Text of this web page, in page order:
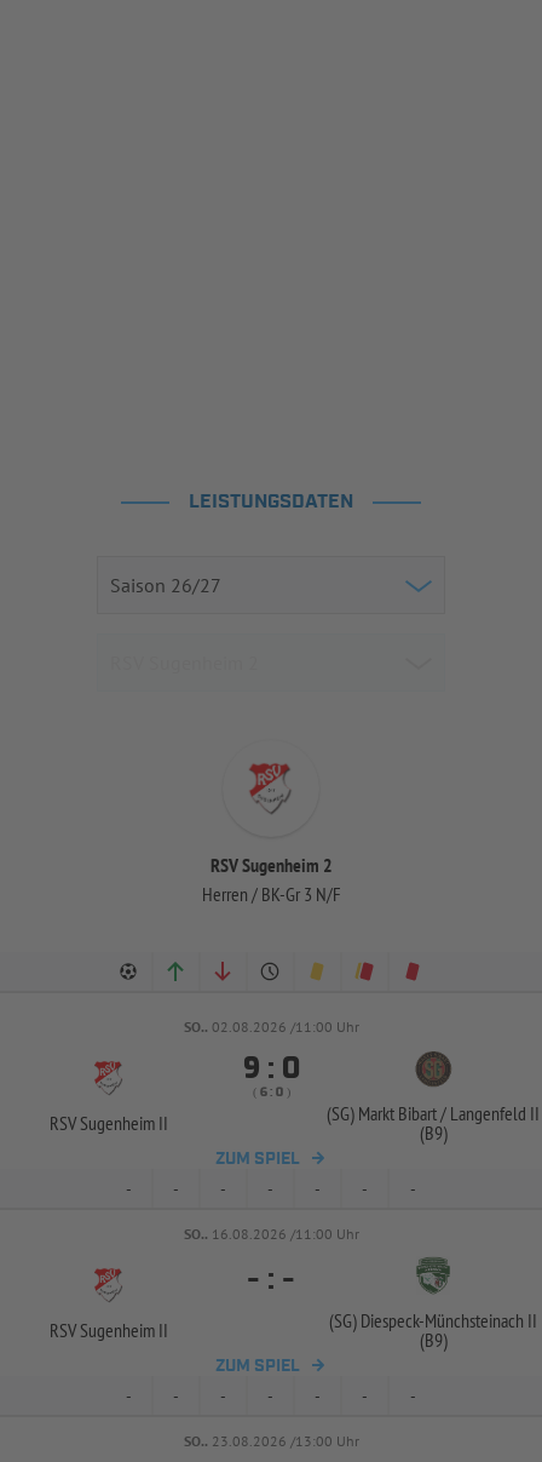
LEISTUNGSDATEN
RSV Sugenheim 2
Herren / BK-Gr 3 N/F
SO.. 02.08.2026 /11:00 Uhr
RSV Sugenheim II
 : 
( :  )
(SG) Markt Bibart / Langenfeld II
(B9)
ZUM SPIEL
- - - - - - -
SO.. 16.08.2026 /11:00 Uhr
RSV Sugenheim II
- : -
(SG) Diespeck-Münchsteinach II
(B9)
ZUM SPIEL
- - - - - - -
SO.. 23.08.2026 /13:00 Uhr